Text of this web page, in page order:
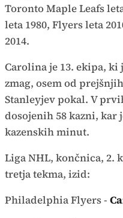
Toronto Maple Leafs
leta 1980, Flyers leta
2014.
Carolina je 13. ekipa,
zmag, osem od
Stanleyjev pokal. V
dosojenih 58 kazni, kar
kazenskih minut.
Liga NHL, končnica, 2.
tretja tekma, izid:
Philadelphia Flyers -